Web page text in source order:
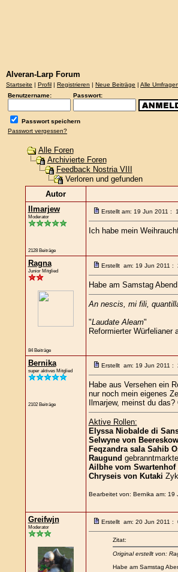
Alveran-Larp Forum
Startseite | Profil | Registrieren | Neue Beiträge | Alle Umfragen
Benutzername:
Passwort:
Passwort speichern
Passwort vergessen?
Alle Foren
Archivierte Foren
Feedback Nostria VIII
Verloren und gefunden
Autor
Ilmarjew
Moderator
2128 Beiträge
Erstellt am: 19 Jun 2011 :
Ich habe mein
Ragna
Junior Mitglied
84 Beiträge
Erstellt am: 19 Jun 2011 :
Habe am Samstag
An nescis, mi fili,
"Laudate Aleam"
Reformierter Würfelianer
Bernika
super aktives Mitglied
2102 Beiträge
Erstellt am: 19 Jun 2011 :
Habe aus Versehen ein
nur noch mein eigenes
Ilmarjew, meinst du
Aktive Rollen:
Elyssa Niobalde di
Selwyne von Beereskow
Feqzandra sala Sahib
Raugund
Ailbhe vom Swartenhof
Chryseis von Kutaki
Bearbeitet von: Bernika am: 19
Greifwjn
Moderator
Erstellt am: 20 Jun 2011 :
Zitat:
Original erstellt von:
Habe am Samstag